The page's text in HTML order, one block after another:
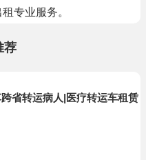
专业服务。
荐
省转运病人|医疗转运车租赁